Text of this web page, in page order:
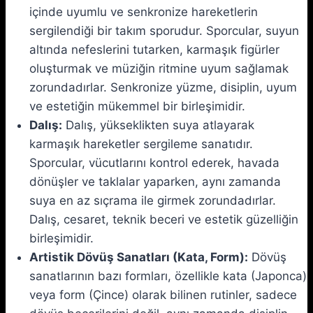
içinde uyumlu ve senkronize hareketlerin
sergilendiği bir takım sporudur. Sporcular, suyun
altında nefeslerini tutarken, karmaşık figürler
oluşturmak ve müziğin ritmine uyum sağlamak
zorundadırlar. Senkronize yüzme, disiplin, uyum
ve estetiğin mükemmel bir birleşimidir.
Dalış: Dalış, yükseklikten suya atlayarak
karmaşık hareketler sergileme sanatıdır.
Sporcular, vücutlarını kontrol ederek, havada
dönüşler ve taklalar yaparken, aynı zamanda
suya en az sıçrama ile girmek zorundadırlar.
Dalış, cesaret, teknik beceri ve estetik güzelliğin
birleşimidir.
Artistik Dövüş Sanatları (Kata, Form): Dövüş
sanatlarının bazı formları, özellikle kata (Japonca)
veya form (Çince) olarak bilinen rutinler, sadece